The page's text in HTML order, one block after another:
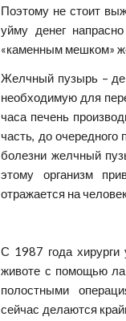
Поэтому не стоит
уйму денег
«каменным мешком»
Желчный пузырь –
необходимую для
часа печень
часть, до
болезни желчный
этому организм
отражается на
С 1987 года
животе с помощью
полостными
сейчас делаются